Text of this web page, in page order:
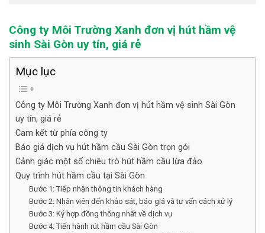
Công ty Môi Trường Xanh đơn vị hút hầm vệ
sinh Sài Gòn uy tín, giá rẻ
Mục lục
Công ty Môi Trường Xanh đơn vị hút hầm vệ sinh Sài Gòn
uy tín, giá rẻ
Cam kết từ phía công ty
Báo giá dịch vụ hút hầm cầu Sài Gòn trọn gói
Cảnh giác một số chiêu trò hút hầm cầu lừa đảo
Quy trình hút hầm cầu tại Sài Gòn
Bước 1: Tiếp nhận thông tin khách hàng
Bước 2: Nhân viên đến khảo sát, báo giá và tư vấn cách xử lý
Bước 3: Ký hợp đồng thống nhất về dịch vụ
Bước 4: Tiến hành rút hầm cầu Sài Gòn